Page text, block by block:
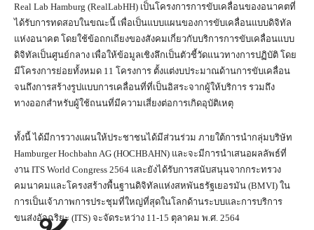
Real Lab Hamburg (RealLabHH) เป็นโครงการการขับเคลื่อนของอนาคตที่
ได้รับการทดสอบในขณะนี้ เพื่อเป็นแบบแผนของการขับเคลื่อนแบบดิจิทัล
แห่งอนาคต โดยใช้ข้อถกเถียงของสังคมเกี่ยวกับบริการการขับเคลื่อนแบบ
ดิจิทัลเป็นศูนย์กลาง เพื่อให้ข้อมูลเชิงลึกเป็นตัวชี้วัดแนวทางการปฏิบัติ โดย
มีโครงการย่อยทั้งหมด 11 โครงการ ตั้งแต่งบประมาณด้านการขับเคลื่อน
จนถึงการสร้างรูปแบบการเคลื่อนที่ที่เป็นอิสระจากผู้ให้บริการ รวมถึง
ทางออกสำหรับผู้ใช้ถนนที่มีความเสี่ยงต่อการเกิดอุบัติเหตุ
ทั้งนี้ ได้มีการวางแผนให้ประชาชนได้มีส่วนร่วม ภายใต้การนำกลุ่มบริษัท
Hamburger Hochbahn AG (HOCHBAHN) และจะมีการนำเสนอผลลัพธ์ที่
งาน ITS World Congress 2564 และยังได้รับการสนับสนุนจากกระทรวง
คมนาคมและโครงสร้างพื้นฐานดิจิทัลแห่งสหพันธรัฐเยอรมัน (BMVI) ใน
การเป็นเจ้าภาพการประชุมที่ใหญ่ที่สุดในโลกด้านระบบและการบริการ
ขนส่งอัจฉริยะ (ITS) จะจัดระหว่าง 11-15 ตุลาคม พ.ศ. 2564